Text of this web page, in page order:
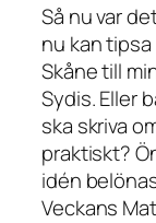
Så nu var
nu kan
Skåne till
Sydis. Eller
ska skriva
praktiskt?
idén
Veckans